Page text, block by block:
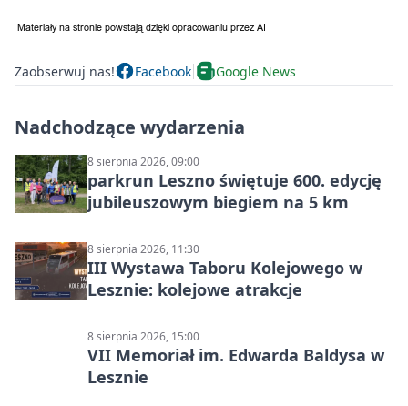
Zaobserwuj nas! Facebook Google News
Nadchodzące wydarzenia
8 sierpnia 2026, 09:00
parkrun Leszno świętuje 600. edycję
jubileuszowym biegiem na 5 km
8 sierpnia 2026, 11:30
III Wystawa Taboru Kolejowego w
Lesznie: kolejowe atrakcje
8 sierpnia 2026, 15:00
VII Memoriał im. Edwarda Baldysa w
Lesznie